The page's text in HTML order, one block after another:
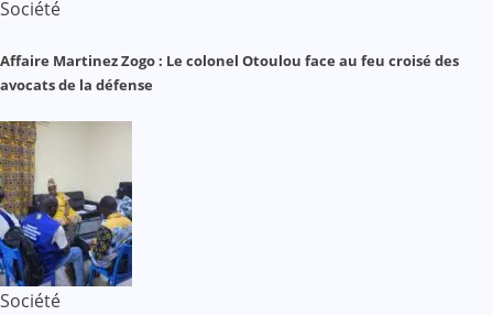
Société
Affaire Martinez Zogo : Le colonel Otoulou face au feu croisé des
avocats de la défense
Société